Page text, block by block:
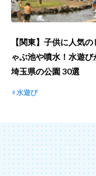
【関東】子供に人気
ゃぶ池や噴水！水遊び
埼玉県の公園 30選
水遊び